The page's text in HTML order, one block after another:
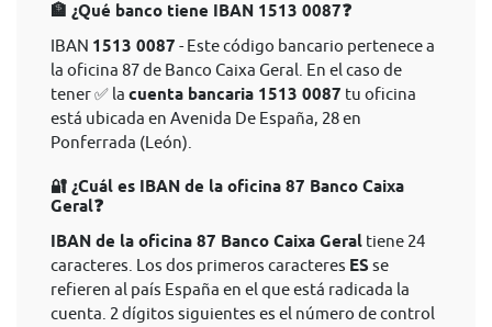
🏦 ¿Qué banco tiene IBAN 1513 0087❓
IBAN 1513 0087 - Este código bancario pertenece a
la oficina 87 de Banco Caixa Geral. En el caso de
tener ✅ la cuenta bancaria 1513 0087 tu oficina
está ubicada en Avenida De España, 28 en
Ponferrada (León).
🔐 ¿Cuál es IBAN de la oficina 87 Banco Caixa
Geral❓
IBAN de la oficina 87 Banco Caixa Geral tiene 24
caracteres. Los dos primeros caracteres ES se
refieren al país España en el que está radicada la
cuenta. 2 dígitos siguientes es el número de control